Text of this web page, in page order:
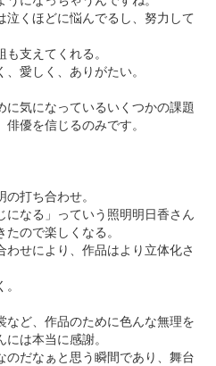
泣くほどに悩んでるし、努力して
支えてくれる。
愛しく、ありがたい。
に気になっているいくつかの課題
優を信じるのみです。
打ち合わせ。
になる」っていう照明明日香さん
ので楽しくなる。
わせにより、作品はより立体化さ
など、作品のために色んな無理を
は本当に感謝。
のだなぁと思う瞬間であり、舞台